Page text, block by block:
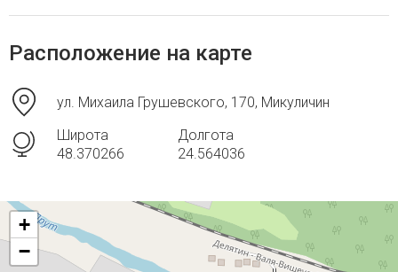
Расположение на карте
ул. Михаила Грушевского, 170, Микуличин
Широта
48.370266
Долгота
24.564036
+
−